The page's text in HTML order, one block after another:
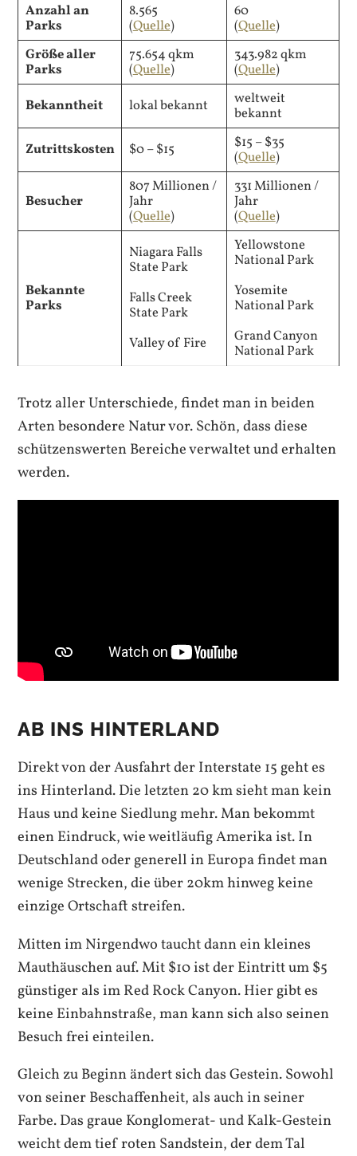
Anzahl an
Parks
8.565
(Quelle)
60
(Quelle)
Größe aller
Parks
75.654 qkm
(Quelle)
343.982 qkm
(Quelle)
Bekanntheit
lokal bekannt
weltweit
bekannt
Zutrittskosten
$0 – $15
$15 – $35
(Quelle)
Besucher
807 Millionen /
Jahr
(Quelle)
331 Millionen /
Jahr
(Quelle)
Bekannte
Parks
Niagara Falls
State Park
Falls Creek
State Park
Valley of Fire
Yellowstone
National Park
Yosemite
National Park
Grand Canyon
National Park
Trotz aller Unterschiede, findet man in beiden
Arten besondere Natur vor. Schön, dass diese
schützenswerten Bereiche verwaltet und erhalten
werden.
AB INS HINTERLAND
Direkt von der Ausfahrt der Interstate 15 geht es
ins Hinterland. Die letzten 20 km sieht man kein
Haus und keine Siedlung mehr. Man bekommt
einen Eindruck, wie weitläufig Amerika ist. In
Deutschland oder generell in Europa findet man
wenige Strecken, die über 20km hinweg keine
einzige Ortschaft streifen.
Mitten im Nirgendwo taucht dann ein kleines
Mauthäuschen auf. Mit $10 ist der Eintritt um $5
günstiger als im Red Rock Canyon. Hier gibt es
keine Einbahnstraße, man kann sich also seinen
Besuch frei einteilen.
Gleich zu Beginn ändert sich das Gestein. Sowohl
von seiner Beschaffenheit, als auch in seiner
Farbe. Das graue Konglomerat- und Kalk-Gestein
weicht dem tief roten Sandstein, der dem Tal